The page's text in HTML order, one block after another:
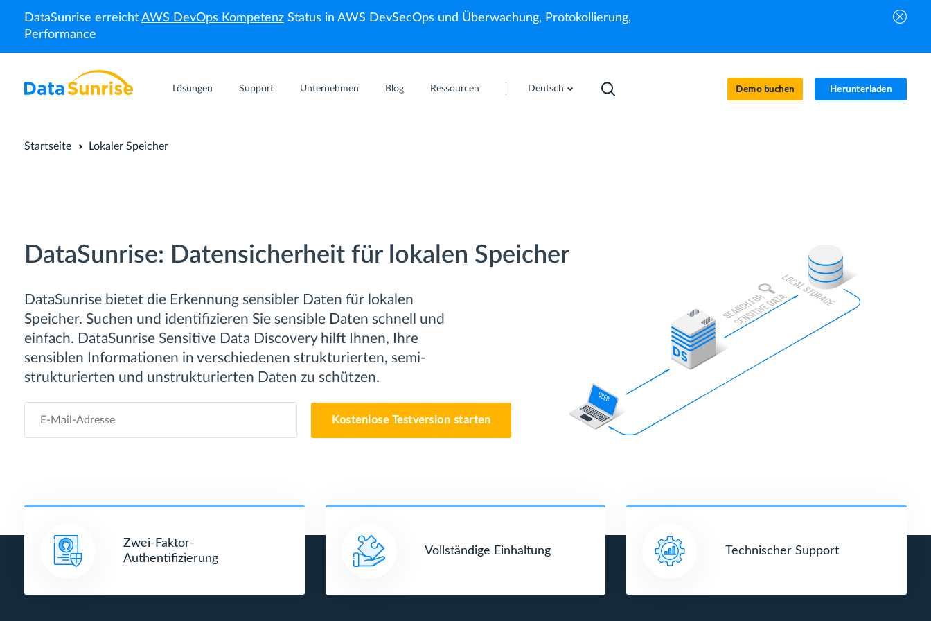
DataSunrise erreicht AWS DevOps Kompetenz Status in AWS DevSecOps und Überwachung, Protokollierung,
Performance
Lösungen Support Unternehmen Blog Ressourcen Deutsch Demo buchen Herunterladen
Startseite Lokaler Speicher
DataSunrise: Datensicherheit für lokalen Speicher
DataSunrise bietet die Erkennung sensibler Daten für lokalen
Speicher. Suchen und identifizieren Sie sensible Daten schnell und
einfach. DataSunrise Sensitive Data Discovery hilft Ihnen, Ihre
sensiblen Informationen in verschiedenen strukturierten, semi-
strukturierten und unstrukturierten Daten zu schützen.
Kostenlose Testversion starten
Zwei-Faktor-
Authentifizierung
Vollständige Einhaltung Technischer Support